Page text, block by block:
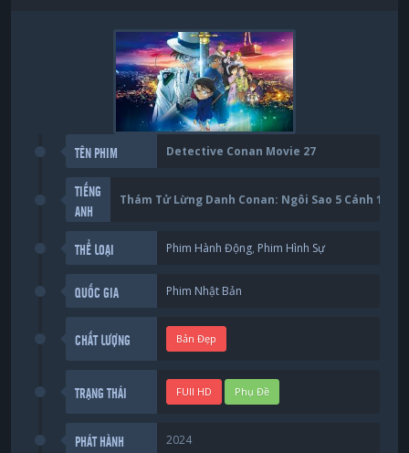
TÊN PHIM Detective Conan Movie 27
TIẾNG
ANH
Thám Tử Lừng Danh Conan: Ngôi Sao 5 Cánh 1
THỂ LOẠI Phim Hành Động, Phim Hình Sự
QUỐC GIA Phim Nhật Bản
CHẤT LƯỢNG Bản Đẹp
TRẠNG THÁI FUll HD Phụ Đề
PHÁT HÀNH 2024